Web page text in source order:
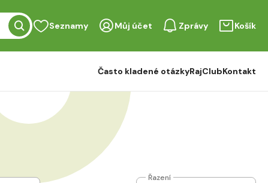
Seznamy Můj účet Zprávy Košík
Často kladené otázkyRajClubKontakt
Řazení